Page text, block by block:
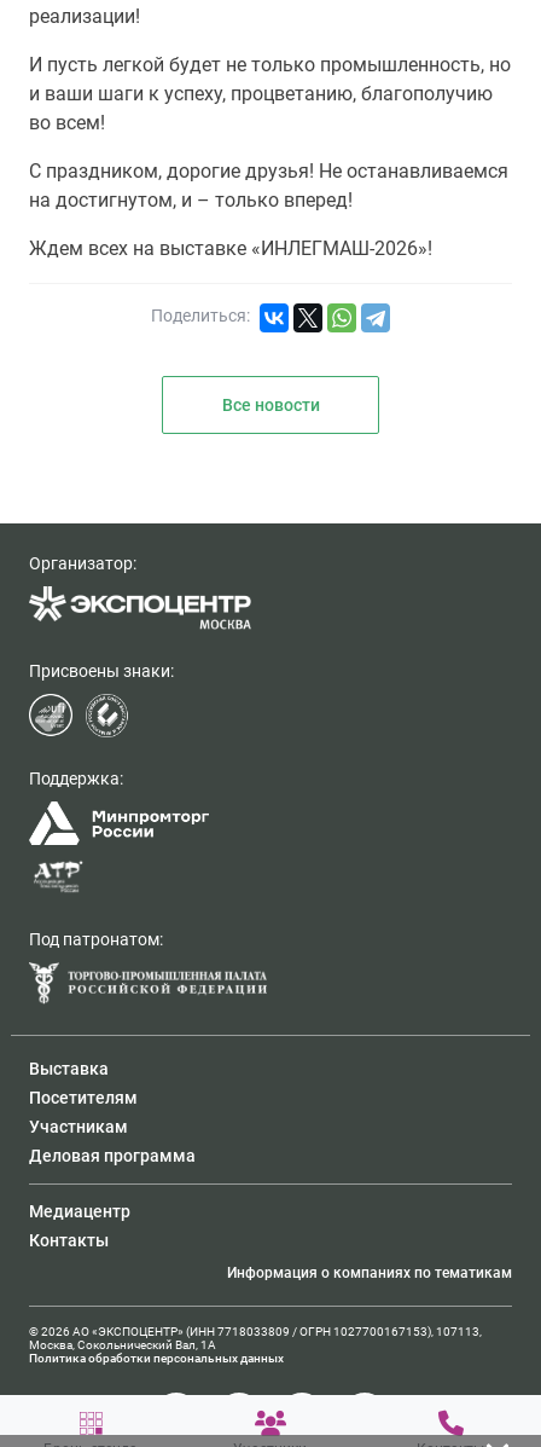
реализации!
И пусть легкой будет не только промышленность, но
и ваши шаги к успеху, процветанию, благополучию
во всем!
С праздником, дорогие друзья! Не останавливаемся
на достигнутом, и – только вперед!
Ждем всех на выставке «ИНЛЕГМАШ-2026»!
Поделиться:
Все новости
Организатор:
Присвоены знаки:
Поддержка:
Под патронатом:
Выставка
Посетителям
Участникам
Деловая программа
Медиацентр
Контакты
Информация о компаниях по тематикам
© 2026 АО «ЭКСПОЦЕНТР» (ИНН 7718033809 / ОГРН 1027700167153), 107113,
Москва, Сокольнический Вал, 1А
Политика обработки персональных данных